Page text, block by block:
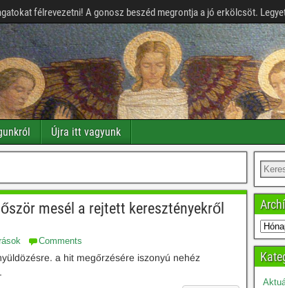
félrevezetni! A gonosz beszéd megrontja a jó erkölcsöt.
Újra itt vagyunk
mesél a rejtett keresztényekről
Comments
a hit megőrzésére iszonyú nehéz